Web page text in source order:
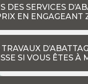
DES SERVICES
EN ENGAGEANT
SI VOUS ÊTES À